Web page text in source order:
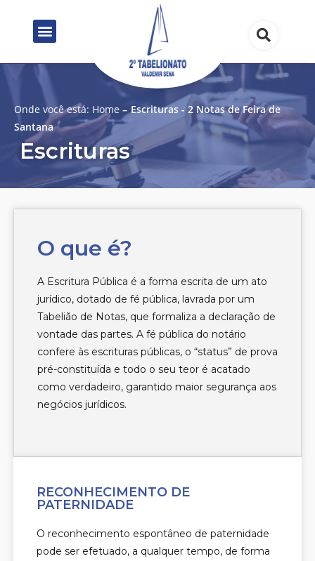
Onde você está: Home – Escrituras - 2 Notas de Feira de
Santana
Escrituras
O que é?
A Escritura Pública é a forma escrita de um ato
jurídico, dotado de fé pública, lavrada por um
Tabelião de Notas, que formaliza a declaração de
vontade das partes. A fé pública do notário
confere às escrituras públicas, o “status” de prova
pré-constituída e todo o seu teor é acatado
como verdadeiro, garantido maior segurança aos
negócios jurídicos.
RECONHECIMENTO DE
PATERNIDADE
O reconhecimento espontâneo de paternidade
pode ser efetuado, a qualquer tempo, de forma